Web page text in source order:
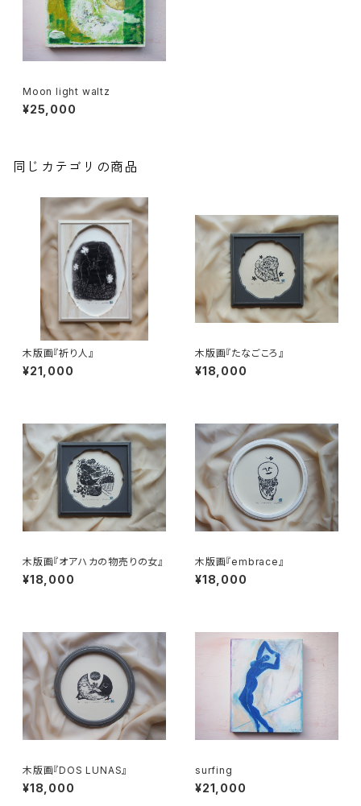
Moon light waltz
¥25,000
同じカテゴリの商品
木版画『祈り人』
¥21,000
木版画『たなごころ』
¥18,000
木版画『オアハカの物売りの女』
¥18,000
木版画『embrace』
¥18,000
木版画『DOS LUNAS』
¥18,000
surfing
¥21,000